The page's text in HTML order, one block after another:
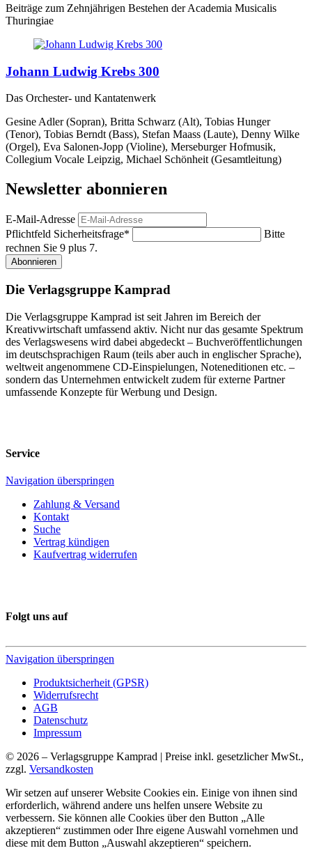
Beiträge zum Zehnjährigen Bestehen der Academia Musicalis
Thuringiae
Johann Ludwig Krebs 300
Das Orchester- und Kantatenwerk
Gesine Adler (Sopran), Britta Schwarz (Alt), Tobias Hunger
(Tenor), Tobias Berndt (Bass), Stefan Maass (Laute), Denny Wilke
(Orgel), Eva Salonen-Jopp (Violine), Merseburger Hofmusik,
Collegium Vocale Leipzig, Michael Schönheit (Gesamtleitung)
Newsletter abonnieren
E-Mail-Adresse
Pflichtfeld Sicherheitsfrage*
Bitte
rechnen Sie 9 plus 7.
Abonnieren
Die Verlagsgruppe Kamprad
Die Verlagsgruppe Kamprad ist seit Jahren im Bereich der
Kreativwirtschaft umfassend aktiv. Nicht nur das gesamte Spektrum
des Verlagswesens wird dabei abgedeckt – Buchveröffentlichungen
im deutschsprachigen Raum (teils aber auch in englischer Sprache),
weltweit angenommene CD-Einspielungen, Noteneditionen etc. –
sondern das Unternehmen entwickelt zudem für externe Partner
umfassende Konzepte für Werbung und Design.
Service
Navigation überspringen
Zahlung & Versand
Kontakt
Suche
Vertrag kündigen
Kaufvertrag widerrufen
Folgt uns auf
Navigation überspringen
Produktsicherheit (GPSR)
Widerrufsrecht
AGB
Datenschutz
Impressum
© 2026 – Verlagsgruppe Kamprad | Preise inkl. gesetzlicher MwSt.,
zzgl. Versandkosten
Wir setzen auf unserer Website Cookies ein. Einige von ihnen sind
erforderlich, während andere uns helfen unsere Website zu
verbessern. Sie können alle Cookies über den Button „Alle
akzeptieren“ zustimmen oder Ihre eigene Auswahl vornehmen und
diese mit dem Button „Auswahl akzeptieren“ speichern.